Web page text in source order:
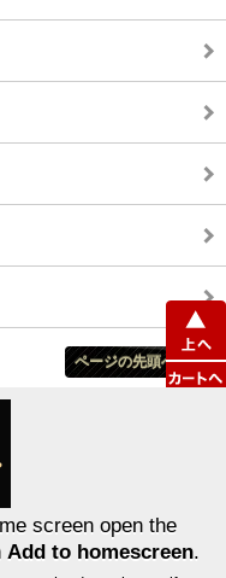
ページの先頭へ戻る
ン
Reserved.
screen open the
Add to homescreen.